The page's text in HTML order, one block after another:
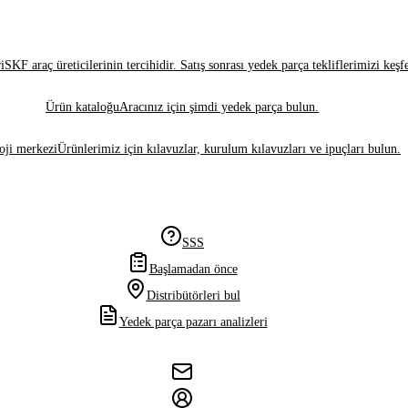
SKF araç üreticilerinin tercihidir. Satış sonrası yedek parça tekliflerimizi
Ürün kataloğuAracınız için şimdi yedek parça bulun.
merkeziÜrünlerimiz için kılavuzlar, kurulum kılavuzları ve ipuçları bulun.
SSS
Başlamadan önce
Distribütörleri bul
Yedek parça pazarı analizleri